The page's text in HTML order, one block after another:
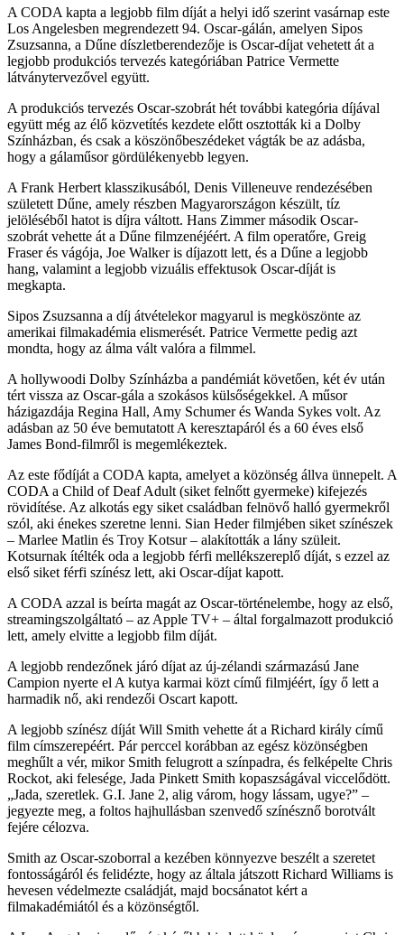
A CODA kapta a legjobb film díját a helyi idő szerint vasárnap este
Los Angelesben megrendezett 94. Oscar-gálán, amelyen Sipos
Zsuzsanna, a Dűne díszletberendezője is Oscar-díjat vehetett át a
legjobb produkciós tervezés kategóriában Patrice Vermette
látványtervezővel együtt.
A produkciós tervezés Oscar-szobrát hét további kategória díjával
együtt még az élő közvetítés kezdete előtt osztották ki a Dolby
Színházban, és csak a köszönőbeszédeket vágták be az adásba,
hogy a gálaműsor gördülékenyebb legyen.
A Frank Herbert klasszikusából, Denis Villeneuve rendezésében
született Dűne, amely részben Magyarországon készült, tíz
jelöléséből hatot is díjra váltott. Hans Zimmer második Oscar-
szobrát vehette át a Dűne filmzenéjéért. A film operatőre, Greig
Fraser és vágója, Joe Walker is díjazott lett, és a Dűne a legjobb
hang, valamint a legjobb vizuális effektusok Oscar-díját is
megkapta.
Sipos Zsuzsanna a díj átvételekor magyarul is megköszönte az
amerikai filmakadémia elismerését. Patrice Vermette pedig azt
mondta, hogy az álma vált valóra a filmmel.
A hollywoodi Dolby Színházba a pandémiát követően, két év után
tért vissza az Oscar-gála a szokásos külsőségekkel. A műsor
házigazdája Regina Hall, Amy Schumer és Wanda Sykes volt. Az
adásban az 50 éve bemutatott A keresztapáról és a 60 éves első
James Bond-filmről is megemlékeztek.
Az este fődíját a CODA kapta, amelyet a közönség állva ünnepelt. A
CODA a Child of Deaf Adult (siket felnőtt gyermeke) kifejezés
rövidítése. Az alkotás egy siket családban felnövő halló gyermekről
szól, aki énekes szeretne lenni. Sian Heder filmjében siket színészek
– Marlee Matlin és Troy Kotsur – alakították a lány szüleit.
Kotsurnak ítélték oda a legjobb férfi mellékszereplő díját, s ezzel az
első siket férfi színész lett, aki Oscar-díjat kapott.
A CODA azzal is beírta magát az Oscar-történelembe, hogy az első,
streamingszolgáltató – az Apple TV+ – által forgalmazott produkció
lett, amely elvitte a legjobb film díját.
A legjobb rendezőnek járó díjat az új-zélandi származású Jane
Campion nyerte el A kutya karmai közt című filmjéért, így ő lett a
harmadik nő, aki rendezői Oscart kapott.
A legjobb színész díját Will Smith vehette át a Richard király című
film címszerepéért. Pár perccel korábban az egész közönségben
meghűlt a vér, mikor Smith felugrott a színpadra, és felképelte Chris
Rockot, aki felesége, Jada Pinkett Smith kopaszságával viccelődött.
Jada, szeretlek. G.I. Jane 2, alig várom, hogy lássam, ugye?
–
jegyezte meg, a foltos hajhullásban szenvedő színésznő borotvált
fejére célozva.
Smith az Oscar-szoborral a kezében könnyezve beszélt a szeretet
fontosságáról és felidézte, hogy az általa játszott Richard Williams is
hevesen védelmezte családját, majd bocsánatot kért a
filmakadémiától és a közönségtől.